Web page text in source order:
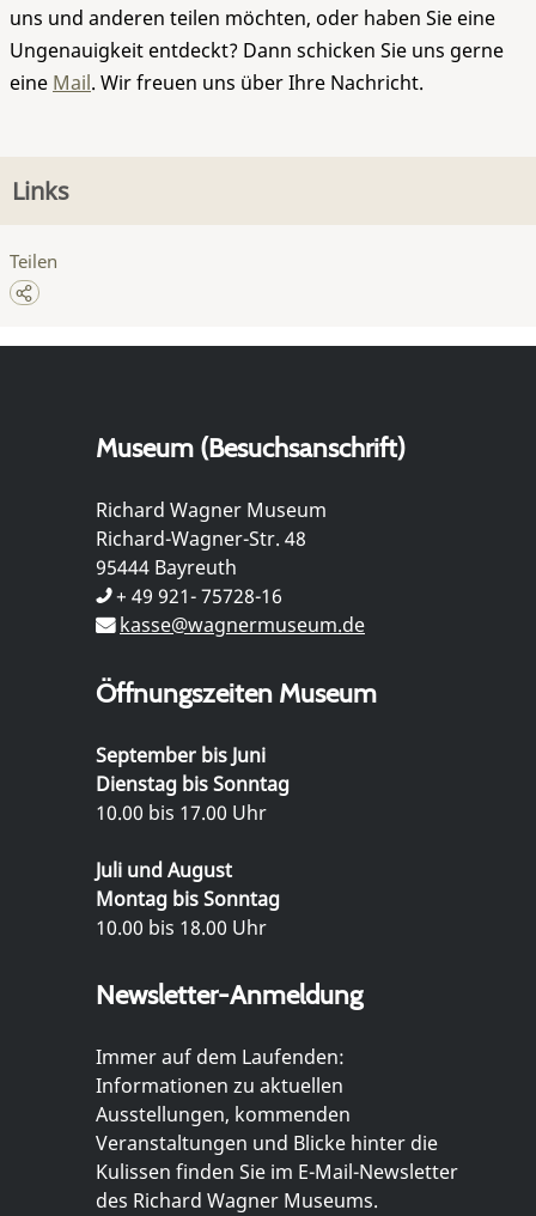
uns und anderen teilen möchten, oder haben Sie eine
Ungenauigkeit entdeckt? Dann schicken Sie uns gerne
eine Mail. Wir freuen uns über Ihre Nachricht.
Links
Teilen
Museum (Besuchsanschrift)
Richard Wagner Museum
Richard-Wagner-Str. 48
95444 Bayreuth
+ 49 921- 75728-16
kasse@wagnermuseum.de
Öffnungszeiten Museum
September bis Juni
Dienstag bis Sonntag
10.00 bis 17.00 Uhr
Juli und August
Montag bis Sonntag
10.00 bis 18.00 Uhr
Newsletter-Anmeldung
Immer auf dem Laufenden:
Informationen zu aktuellen
Ausstellungen, kommenden
Veranstaltungen und Blicke hinter die
Kulissen finden Sie im E-Mail-Newsletter
des Richard Wagner Museums.